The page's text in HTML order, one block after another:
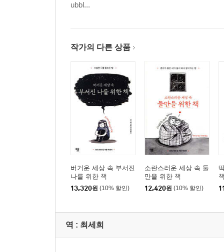
ubbl...
작가의 다른 상품
버거운 세상 속 부서진
나를 위한 책
13,320원 (10% 할인)
소란스러운 세상 속 둘
만을 위한 책
12,420원 (10% 할인)
역 : 최세희